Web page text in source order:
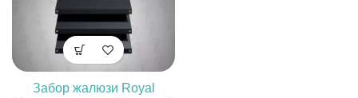
Забор жалюзи Royal